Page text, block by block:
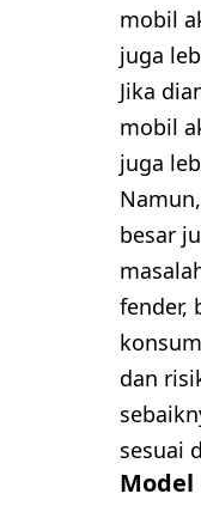
mobil
juga
Jika
mobil
juga
besar
fender,
dan
sesuai
Model